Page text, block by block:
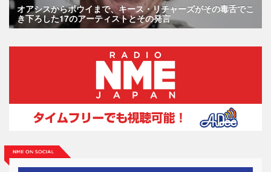
オアシスからボウイまで、キース・リチャーズがその毒舌でこ
き下ろした17のアーティストとその発言